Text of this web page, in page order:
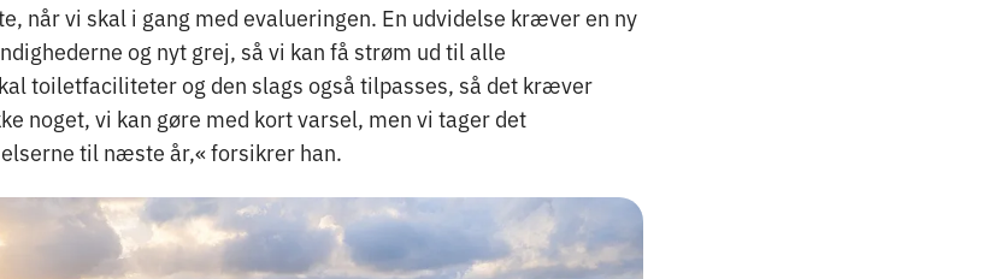
når vi skal i gang med evalueringen. En udvidelse kræver en ny
og nyt grej, så vi kan få strøm ud til alle
toiletfaciliteter og den slags også tilpasses, så det kræver
noget, vi kan gøre med kort varsel, men vi tager det
til næste år,« forsikrer han.